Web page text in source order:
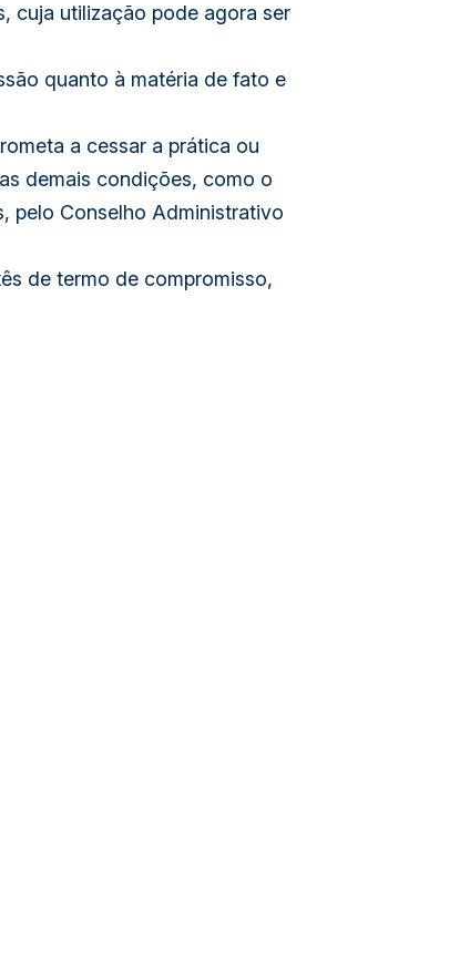
cuja utilização pode agora ser
quanto à matéria de fato e
a cessar a prática ou
demais condições, como o
pelo Conselho Administrativo
de termo de compromisso,